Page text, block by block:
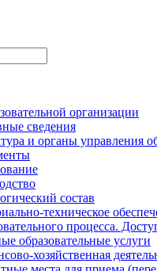
организации
сведения
и органы управления
состав
техническое
процесса.
образовательные услуги
хозяйственная